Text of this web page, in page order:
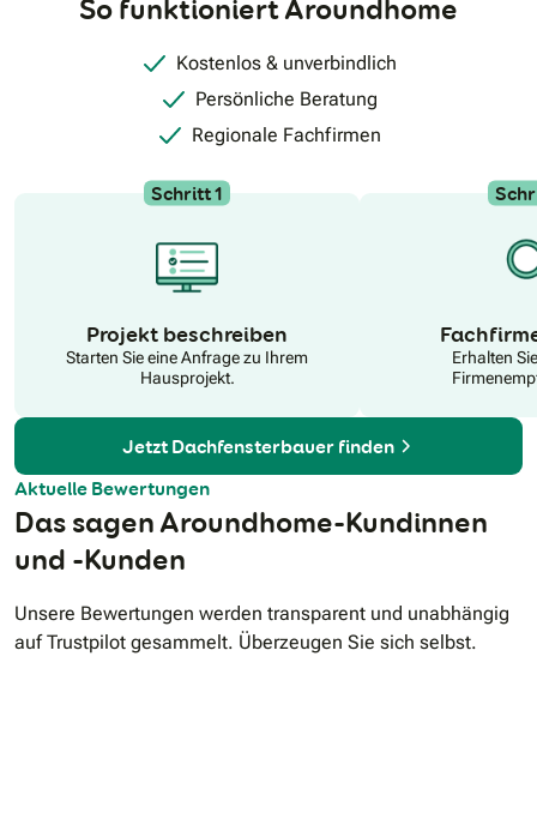
Sonnenschutz, Sichtschutz, Energieeinsparung oder mehr
Lösung für Ihr Zuhause zu finden.Persönlicher Kontakt,
Zuverlässigkeit und eine verständliche Beratung stehen bei
mir im Mittelpunkt. Ich nehme mir Zeit für Ihre Fragen und
finde gemeinsam mit Ihnen die beste Lösung für Ihr Zuhause.
So funktioniert Aroundhome
Kostenlos & unverbindlich
Persönliche Beratung
Regionale Fachfirmen
Schritt 1
Projekt beschreiben
Starten Sie eine Anfrage zu Ihrem
Hausprojekt.
Erhalten
Jetzt Dachfensterbauer finden
Aktuelle Bewertungen
Das sagen Aroundhome-Kundinnen
und -Kunden
Unsere Bewertungen werden transparent und unabhängig
auf Trustpilot gesammelt. Überzeugen Sie sich selbst.